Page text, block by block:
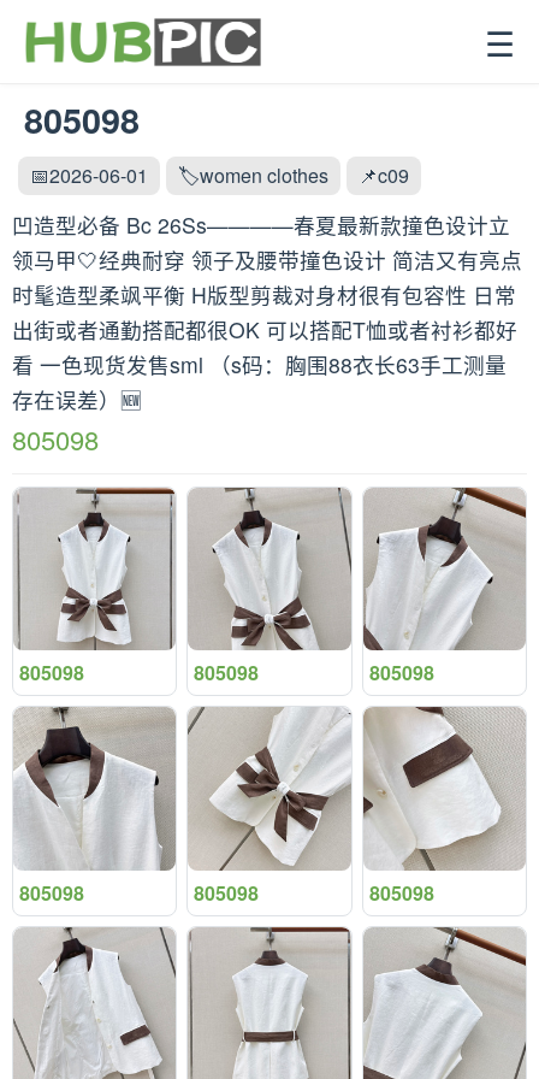
☰
805098
📅2026-06-01 🏷️women clothes 📌c09
凹造型必备 Bc 26Ss————春夏最新款撞色设计立
领马甲🤍经典耐穿 领子及腰带撞色设计 简洁又有亮点
时髦造型柔飒平衡 H版型剪裁对身材很有包容性 日常
出街或者通勤搭配都很OK 可以搭配T恤或者衬衫都好
看 一色现货发售sml （s码：胸围88衣长63手工测量
存在误差）🆕
805098
805098 805098 805098
805098 805098 805098